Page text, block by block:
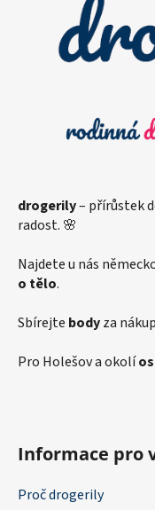
drogerily– přírůstek
radost. 🌸
Najdete u nás
o tělo.
Sbírejte bodyza
Pro Holešov a okolí
Informace pro
Proč drogerily